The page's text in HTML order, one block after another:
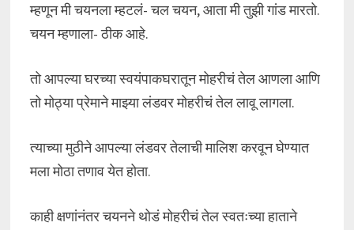
म्हणून मी चयनला म्हटलं- चल चयन, आता मी तुझी गांड मारतो.
चयन म्हणाला- ठीक आहे.
तो आपल्या घरच्या स्वयंपाकघरातून मोहरीचं तेल आणला आणि
तो मोठ्या प्रेमाने माझ्या लंडवर मोहरीचं तेल लावू लागला.
त्याच्या मुठीने आपल्या लंडवर तेलाची मालिश करवून घेण्यात
मला मोठा तणाव येत होता.
काही क्षणांनंतर चयनने थोडं मोहरीचं तेल स्वतःच्या हाताने